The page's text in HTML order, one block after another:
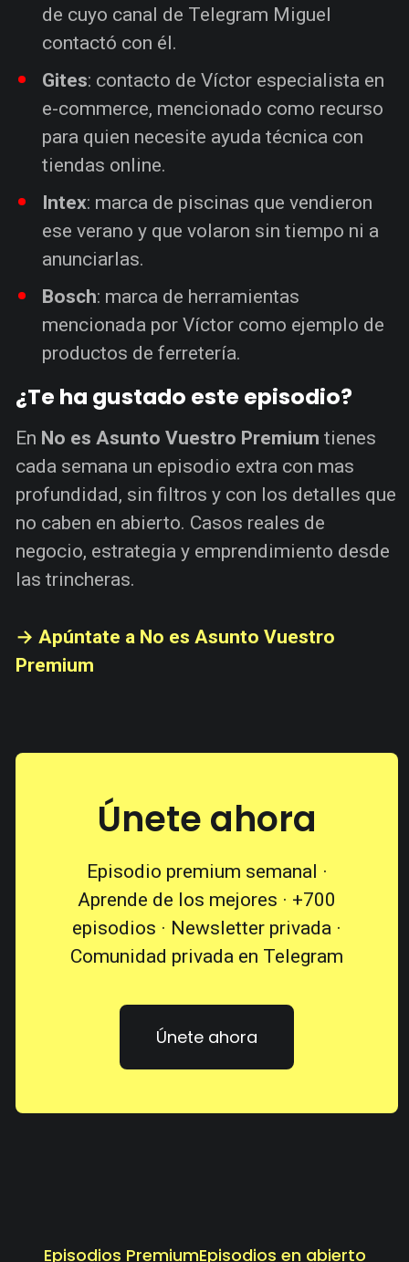
de cuyo canal de Telegram Miguel
contactó con él.
Gites: contacto de Víctor especialista en
e-commerce, mencionado como recurso
para quien necesite ayuda técnica con
tiendas online.
Intex: marca de piscinas que vendieron
ese verano y que volaron sin tiempo ni a
anunciarlas.
Bosch: marca de herramientas
mencionada por Víctor como ejemplo de
productos de ferretería.
¿Te ha gustado este episodio?
En No es Asunto Vuestro Premium tienes
cada semana un episodio extra con mas
profundidad, sin filtros y con los detalles que
no caben en abierto. Casos reales de
negocio, estrategia y emprendimiento desde
las trincheras.
→ Apúntate a No es Asunto Vuestro
Premium
Únete ahora
Episodio premium semanal ·
Aprende de los mejores · +700
episodios · Newsletter privada ·
Comunidad privada en Telegram
Únete ahora
Episodios PremiumEpisodios en abierto